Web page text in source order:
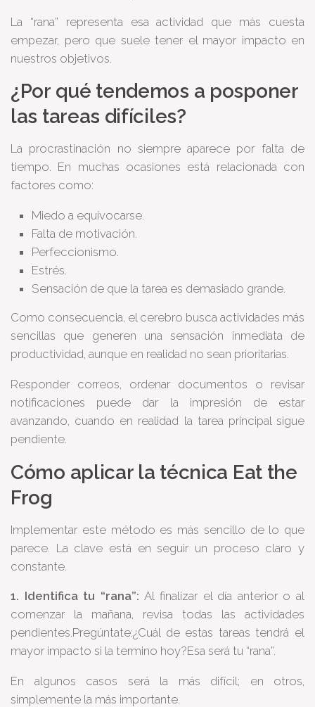
La “rana” representa esa actividad que más cuesta
empezar, pero que suele tener el mayor impacto en
nuestros objetivos.
¿Por qué tendemos a posponer
las tareas difíciles?
La procrastinación no siempre aparece por falta de
tiempo. En muchas ocasiones está relacionada con
factores como:
Miedo a equivocarse.
Falta de motivación.
Perfeccionismo.
Estrés.
Sensación de que la tarea es demasiado grande.
Como consecuencia, el cerebro busca actividades más
sencillas que generen una sensación inmediata de
productividad, aunque en realidad no sean prioritarias.
Responder correos, ordenar documentos o revisar
notificaciones puede dar la impresión de estar
avanzando, cuando en realidad la tarea principal sigue
pendiente.
Cómo aplicar la técnica Eat the
Frog
Implementar este método es más sencillo de lo que
parece. La clave está en seguir un proceso claro y
constante.
1. Identifica tu “rana”:Al finalizar el día anterior o al
comenzar la mañana, revisa todas las actividades
pendientes.Pregúntate:¿Cuál de estas tareas tendrá el
mayor impacto si la termino hoy?Esa será tu “rana”.
En algunos casos será la más difícil; en otros,
simplemente la más importante.